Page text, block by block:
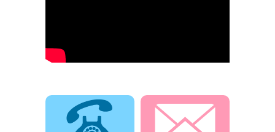
電話でお問合せ